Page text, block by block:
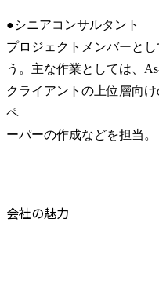
●シニアコンサルタント
プロジェクトメンバーと
う。主な作業としては、
クライアントの上位層向
ペ
ーパーの作成などを担当。
会社の魅力